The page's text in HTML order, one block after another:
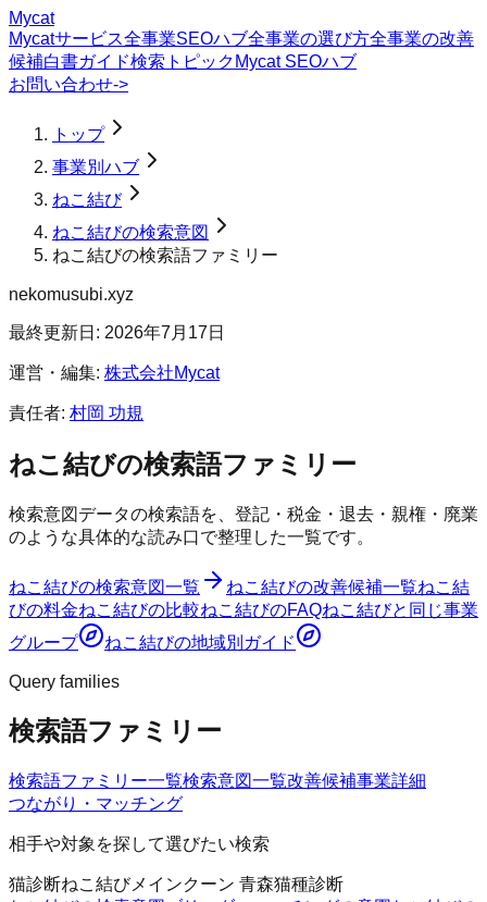
Mycat
Mycatサービス全事業SEOハブ全事業の選び方全事業の改善
候補白書ガイド検索トピック Mycat SEOハブ
お問い合わせ->
トップ
事業別ハブ
ねこ結び
ねこ結びの検索意図
ねこ結びの検索語ファミリー
nekomusubi.xyz
最終更新日: 2026年7月17日
運営・編集: 株式会社Mycat
責任者: 村岡 功規
ねこ結びの検索語ファミリー
検索意図データの検索語を、登記・税金・退去・親権・廃業
のような具体的な読み口で整理した一覧です。
ねこ結びの検索意図一覧 ねこ結びの改善候補一覧ねこ結
びの料金ねこ結びの比較ねこ結びのFAQねこ結びと同じ事業
グループ
ねこ結びの地域別ガイド
Query families
検索語ファミリー
検索語ファミリー一覧検索意図一覧改善候補事業詳細
つながり・マッチング
相手や対象を探して選びたい検索
猫診断ねこ結びメインクーン 青森猫種診断